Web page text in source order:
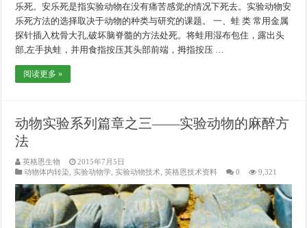
乐死。安乐死是指实验动物在没有痛苦感觉的情况下死去。实验动物安
乐死方法的选择取决于动物的种类与研究的课题。 一、蛙 类 常用金属
探针插入枕骨大孔,破坏脑脊髓的方法处死。将蛙用湿布包住，露出头
部,左手执蛙，并用食指按压其头部前端，拇指按压 …
阅读更多 »
动物实验系列篇章之三——实验动物的麻醉方
法
英格恩生物
2015年7月5日
动物体内转染 ,实验动物学 ,实验动物技术 ,英格恩技术资料 0 9,321